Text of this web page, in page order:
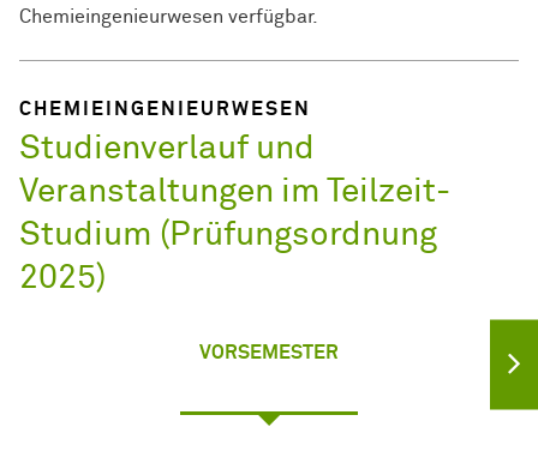
Chemieingenieurwesen verfügbar.
CHEMIEINGENIEURWESEN
Studienverlauf und
Veranstaltungen im Teilzeit-
Studium (Prüfungsordnung
2025)
VORSEMESTER